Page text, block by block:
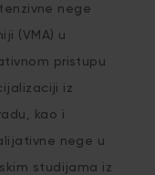
nege
(VMA) u
pristupu
iz
kao i
nege u
studijama iz